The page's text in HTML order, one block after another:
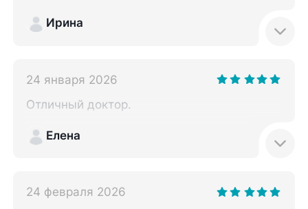
Рекомендую этого специалиста. Клиника
Ирина
24 января 2026
Отличный доктор.
Елена
24 февраля 2026